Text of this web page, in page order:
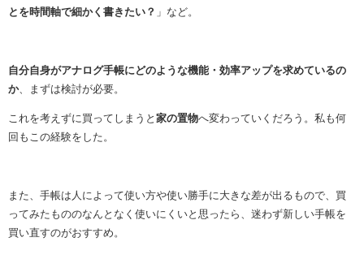
とを時間軸で細かく書きたい？ 」など。
自分自身がアナログ手帳にどのような機能・効率アップを求めているの
か、まずは検討が必要。
これを考えずに買ってしまうと 家の置物へ変わっていくだろう。私も何
回もこの経験をした。
また、手帳は人によって使い方や使い勝手に大きな差が出るもので、買
ってみたもののなんとなく使いにくいと思ったら、迷わず新しい手帳を
買い直すのがおすすめ。